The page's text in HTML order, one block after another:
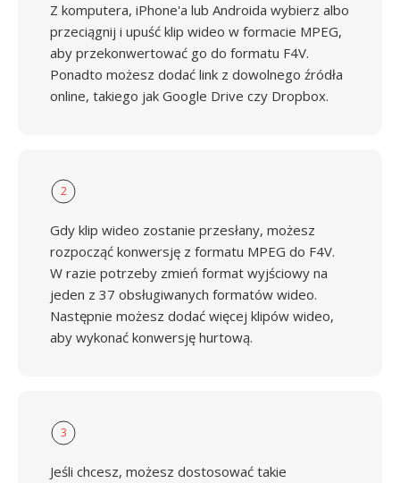
Z komputera, iPhone'a lub Androida wybierz albo
przeciągnij i upuść klip wideo w formacie MPEG,
aby przekonwertować go do formatu F4V.
Ponadto możesz dodać link z dowolnego źródła
online, takiego jak Google Drive czy Dropbox.
2
Gdy klip wideo zostanie przesłany, możesz
rozpocząć konwersję z formatu MPEG do F4V.
W razie potrzeby zmień format wyjściowy na
jeden z 37 obsługiwanych formatów wideo.
Następnie możesz dodać więcej klipów wideo,
aby wykonać konwersję hurtową.
3
Jeśli chcesz, możesz dostosować takie